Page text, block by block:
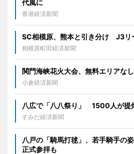
代風に
香港経済新聞
SC相模原、熊本と引き分け J3リ
相模原町田経済新聞
関門海峡花火大会、無料エリアな
小倉経済新聞
八広で「八八祭り」 1500人が提
すみだ経済新聞
八戸の「騎馬打毬」、若手騎手
正式参拝も